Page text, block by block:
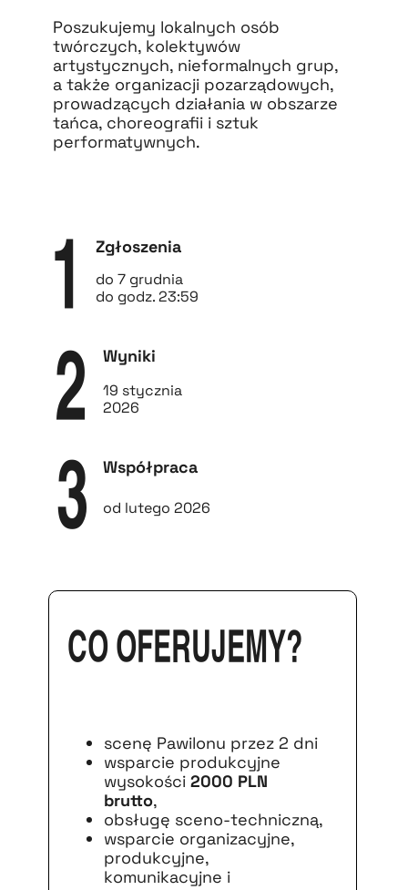
Co oferujemy?
1
Poszukujemy lokalnych osób
twórczych, kolektywów
artystycznych, nieformalnych grup,
a także organizacji pozarządowych,
prowadzących działania w obszarze
tańca, choreografii i sztuk
performatywnych.
scenę Pawilonu przez 2 dni
wsparcie produkcyjne
wysokości 2000 PLN
brutto,
obsługę sceno-techniczną,
wsparcie organizacyjne,
produkcyjne,
komunikacyjne i
do 7 grudnia
do godz. 23:59
Zgłoszenia
2
19 stycznia
2026
Wyniki
3 od lutego 2026
Współpraca